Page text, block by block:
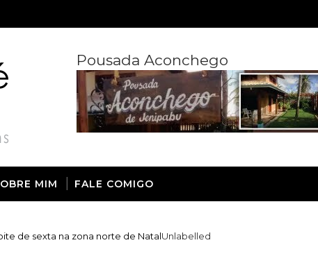
Pousada Aconchego
MIM FALE COMIGO
Unlabelled
de sexta na zona norte de Natal